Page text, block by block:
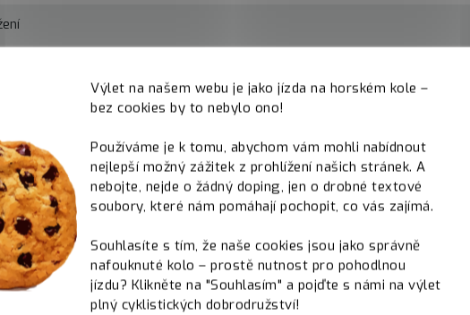
Výlet na našem webu je jako jízda na horském kole –
bez cookies by to nebylo ono!
Používáme je k tomu, abychom vám mohli nabídnout
nejlepší možný zážitek z prohlížení našich stránek. A
nebojte, nejde o žádný doping, jen o drobné textové
soubory, které nám pomáhají pochopit, co vás zajímá.
Souhlasíte s tím, že naše cookies jsou jako správně
nafouknuté kolo – prostě nutnost pro pohodlnou
jízdu? Klikněte na "Souhlasím" a pojďte s námi na výlet
plný cyklistických dobrodružství!
dotažení
Cena: 474,-949,-(bez náhradních
Velký servis